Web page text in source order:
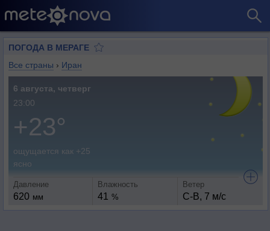
ПОГОДА В МЕРАГЕ
Все страны › Иран
6 августа, четверг
23:00
+23°
ощущается как +25
ясно
Давление
620 мм
Влажность
41 %
Ветер
С-В, 7 м/с